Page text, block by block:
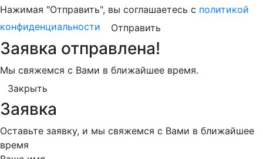
Нажимая "Отправить", вы соглашаетесь с политикой
конфиденциальности
Отправить
Заявка отправлена!
Мы свяжемся с Вами в ближайшее время.
Закрыть
Заявка
Оставьте заявку, и мы свяжемся с Вами в ближайшее
время